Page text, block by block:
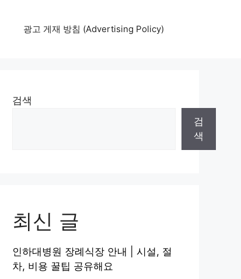
광고 게재 방침 (Advertising Policy)
검색
검
색
최신 글
인하대병원 장례식장 안내 | 시설, 절
차, 비용 꿀팁 공유해요